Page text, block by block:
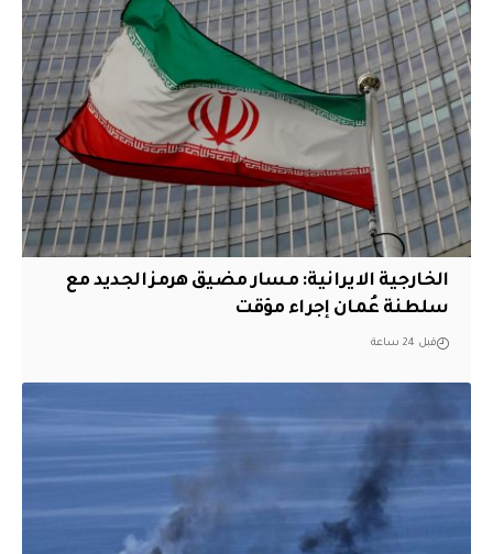
الخارجية الايرانية: مسار مضيق هرمز الجديد مع
سلطنة عُمان إجراء مؤقت
قبل 24 ساعة